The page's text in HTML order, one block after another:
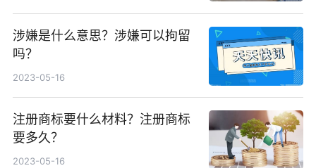
涉嫌是什么意思？涉嫌可以拘留
吗？
2023-05-16
注册商标要什么材料？注册商标
要多久？
2023-05-16